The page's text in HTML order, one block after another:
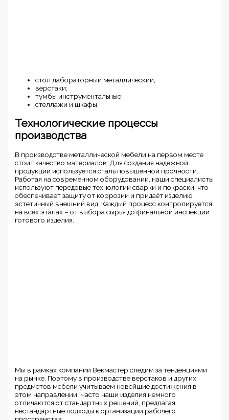
стол лабораторный металлический;
верстаки;
тумбы инструментальные;
стеллажи и шкафы.
Технологические процессы
производства
В производстве металлической мебели на первом месте
стоит качество материалов. Для создания надежной
продукции используется сталь повышенной прочности.
Работая на современном оборудовании, наши специалисты
используют передовые технологии сварки и покраски, что
обеспечивает защиту от коррозии и придаёт изделию
эстетичный внешний вид. Каждый процесс контролируется
на всех этапах – от выбора сырья до финальной инспекции
готового изделия.
Мы в рамках компании Векмастер следим за тенденциями
на рынке. Поэтому в производстве верстаков и других
предметов мебели учитываем новейшие достижения в
этом направлении. Часто наши изделия немного
отличаются от стандартных решений, предлагая
нестандартные подходы к организации рабочего